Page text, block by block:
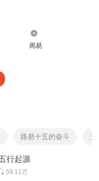
周易
路易十五的奋斗 五
行起源
59.11万